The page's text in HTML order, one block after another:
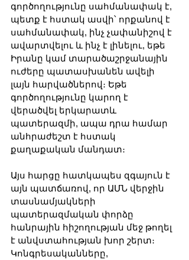
գործողությունը սահմանափակ է,
պետք է հստակ ասվի՝ որքանով է
սահմանափակ, ինչ չափանիշով է
ավարտվելու և ինչ է լինելու, եթե
Իրանը կամ տարածաշրջանային
ուժերը պատասխանեն ավելի
լայն հարվածներով։ Եթե
գործողությունը կարող է
վերածվել երկարատև
պատերազմի, ապա դրա համար
անհրաժեշտ է հստակ
քաղաքական մանդատ։
Այս հարցը հատկապես զգայուն է
այն պատճառով, որ ԱՄՆ վերջին
տասնամյակների
պատերազմական փորձը
հանրային հիշողության մեջ թողել
է անվստահության խոր շերտ։
Կոնգրեսականները,